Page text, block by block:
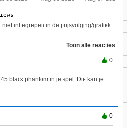
niet inbegrepen in de prijsvolging/grafiek
Toon alle reacties
0
black phantom in je spel. Die kan je
0